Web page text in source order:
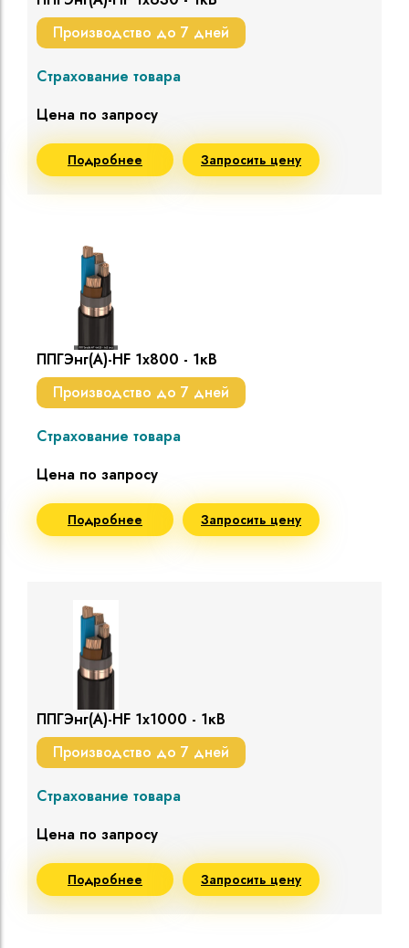
Производство до 7 дней
Страхование товара
Цена по запросу
Подробнее Запросить цену
ППГЭнг(A)-HF 1х800 - 1кВ
Производство до 7 дней
Страхование товара
Цена по запросу
Подробнее Запросить цену
ППГЭнг(A)-HF 1х1000 - 1кВ
Производство до 7 дней
Страхование товара
Цена по запросу
Подробнее Запросить цену